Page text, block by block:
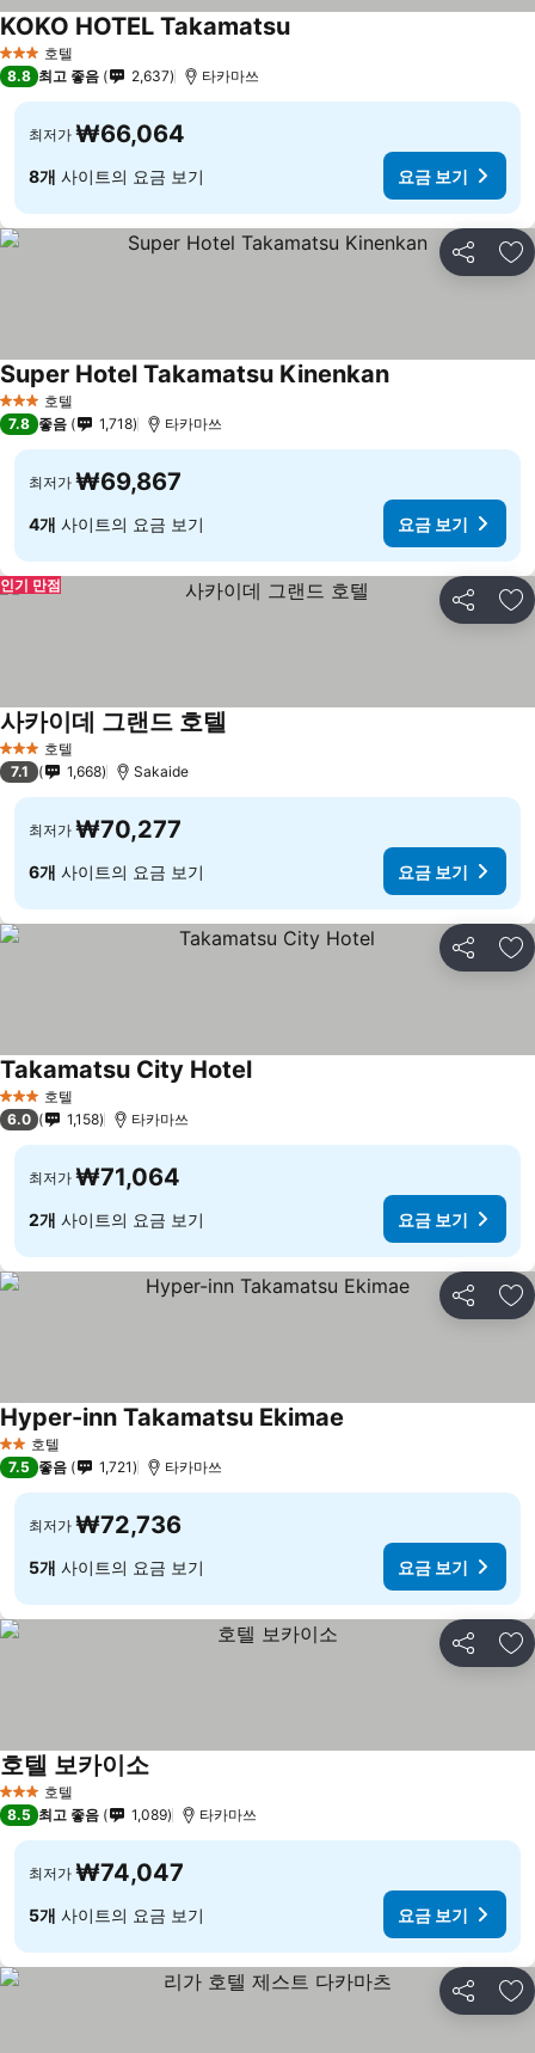
3 성급 호텔
KOKO HOTEL Takamatsu요금 보기
8.8 최고 좋음 2,637 타카마쓰
최저가 ₩66,064
8개 사이트의 요금 보기 요금 보기
공유 즐
3 성급 호텔
Super Hotel Takamatsu Kinenkan요금 보기
7.8 좋음 1,718 타카마쓰
최저가 ₩69,867
4개 사이트의 요금 보기 요금 보기
공유 즐
인기 만점
3 성급 호텔
사카이데 그랜드 호텔
7.1 1,668 Sakaide
최저가 ₩70,277
6개 사이트의 요금 보기 요금 보기
공유 즐
3 성급 호텔
Takamatsu City Hotel요금 보기
6.0 1,158 타카마쓰
최저가 ₩71,064
2개 사이트의 요금 보기 요금 보기
공유 즐
2 성급호텔
Hyper-inn Takamatsu Ekimae
7.5 좋음 1,721 타카마쓰
최저가 ₩72,736
5개 사이트의 요금 보기 요금 보기
공유 즐
3 성급 호텔
호텔 보카이소요금 보기
8.5 최고 좋음 1,089 타카마쓰
최저가 ₩74,047
5개 사이트의 요금 보기 요금 보기
공유 즐